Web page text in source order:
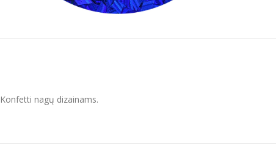
Konfetti nagų dizainams.